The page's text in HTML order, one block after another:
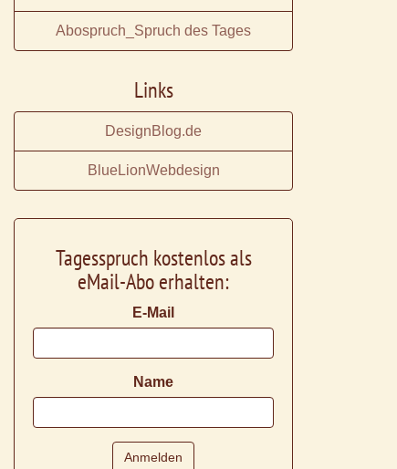
Abospruch_Spruch des Tages
Links
DesignBlog.de
BlueLionWebdesign
Tagesspruch kostenlos als
eMail-Abo erhalten:
E-Mail
Name